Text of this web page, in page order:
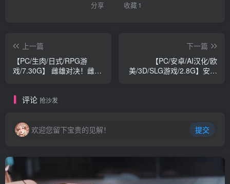
分享 收藏 1
上一篇
【PC/生肉/日式/RPG游
戏/7.30G】 雌雄对决！雌雄
+存档+日式RPG游戏+7.30G
下一篇
【PC/安卓/AI汉化/欧
美/3D/SLG游戏/2.8G】安妮
评论 抢沙发
欢迎您留下宝贵的见解！ 提交